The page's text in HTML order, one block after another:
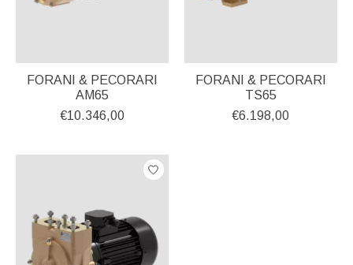
FORANI & PECORARI
AM65
€10.346,00
FORANI & PECORARI
TS65
€6.198,00